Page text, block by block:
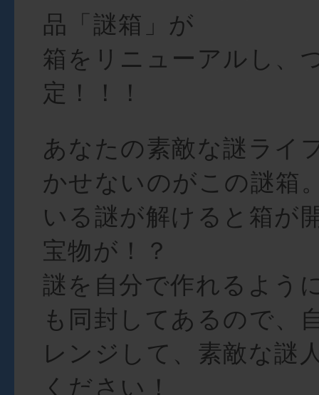
品「謎箱」が
箱をリニューアルし、
定！！！
あなたの素敵な謎ライ
かせないのがこの謎箱
いる謎が解けると箱が
宝物が！？
謎を自分で作れるよう
も同封してあるので、
レンジして、素敵な謎
ください！